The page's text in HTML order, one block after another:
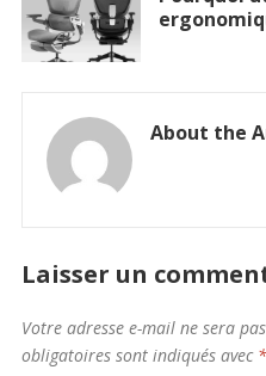
About the
Laisser un
Votre adresse e-mail ne sera
obligatoires sont indiqués avec *